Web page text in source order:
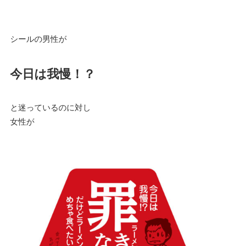
シールの男性が
今日は我慢！？
と迷っているのに対し
女性が